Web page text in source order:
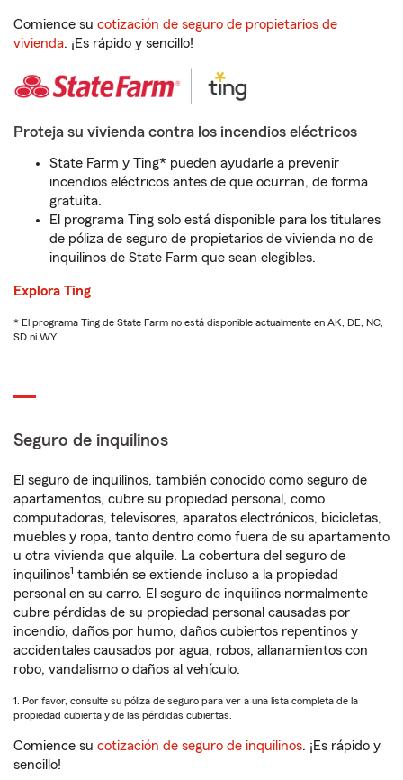
Comience su cotización de seguro de propietarios de
vivienda. ¡Es rápido y sencillo!
Proteja su vivienda contra los incendios eléctricos
State Farm y Ting* pueden ayudarle a prevenir
incendios eléctricos antes de que ocurran, de forma
gratuita.
El programa Ting solo está disponible para los titulares
de póliza de seguro de propietarios de vivienda no de
inquilinos de State Farm que sean elegibles.
Explora Ting
* El programa Ting de State Farm no está disponible actualmente en AK, DE, NC,
SD ni WY
Seguro de inquilinos
El seguro de inquilinos, también conocido como seguro de
apartamentos, cubre su propiedad personal, como
computadoras, televisores, aparatos electrónicos, bicicletas,
muebles y ropa, tanto dentro como fuera de su apartamento
u otra vivienda que alquile. La cobertura del seguro de
inquilinos1 también se extiende incluso a la propiedad
personal en su carro. El seguro de inquilinos normalmente
cubre pérdidas de su propiedad personal causadas por
incendio, daños por humo, daños cubiertos repentinos y
accidentales causados por agua, robos, allanamientos con
robo, vandalismo o daños al vehículo.
1. Por favor, consulte su póliza de seguro para ver a una lista completa de la
propiedad cubierta y de las pérdidas cubiertas.
Comience su cotización de seguro de inquilinos. ¡Es rápido y
sencillo!